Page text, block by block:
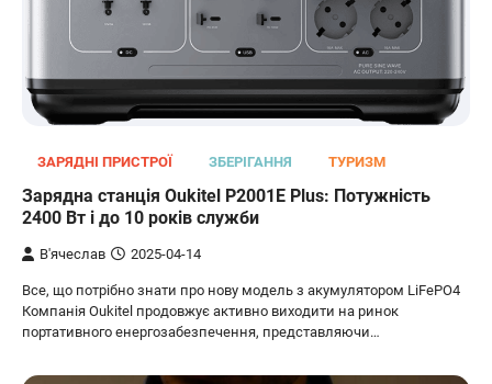
ЗАРЯДНІ ПРИСТРОЇ ЗБЕРІГАННЯ ТУРИЗМ
Зарядна станція Oukitel P2001E Plus: Потужність
2400 Вт і до 10 років служби
В'ячеслав 2025-04-14
Все, що потрібно знати про нову модель з акумулятором LiFePO4
Компанія Oukitel продовжує активно виходити на ринок
портативного енергозабезпечення, представляючи…